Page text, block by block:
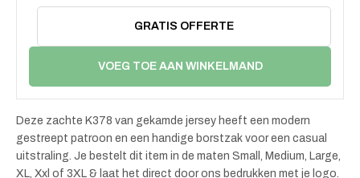
GRATIS OFFERTE
VOEG TOE AAN WINKELMAND
Deze zachte K378 van gekamde jersey heeft een modern
gestreept patroon en een handige borstzak voor een casual
uitstraling. Je bestelt dit item in de maten Small, Medium, Large,
XL, Xxl of 3XL & laat het direct door ons bedrukken met je logo.